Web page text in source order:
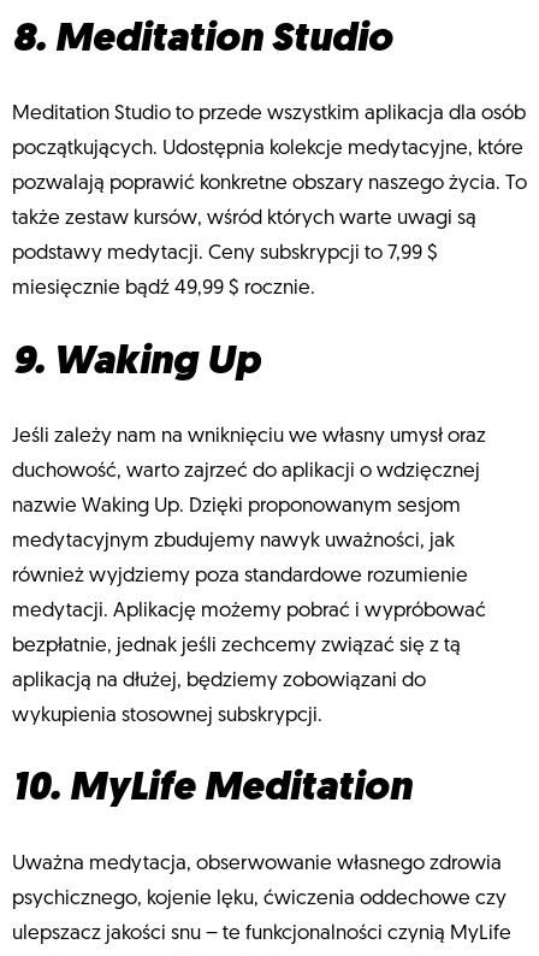
8. Meditation Studio
Meditation Studio to przede wszystkim aplikacja dla osób
początkujących. Udostępnia kolekcje medytacyjne, które
pozwalają poprawić konkretne obszary naszego życia. To
także zestaw kursów, wśród których warte uwagi są
podstawy medytacji. Ceny subskrypcji to 7,99 $
miesięcznie bądź 49,99 $ rocznie.
9. Waking Up
Jeśli zależy nam na wniknięciu we własny umysł oraz
duchowość, warto zajrzeć do aplikacji o wdzięcznej
nazwie Waking Up. Dzięki proponowanym sesjom
medytacyjnym zbudujemy nawyk uważności, jak
również wyjdziemy poza standardowe rozumienie
medytacji. Aplikację możemy pobrać i wypróbować
bezpłatnie, jednak jeśli zechcemy związać się z tą
aplikacją na dłużej, będziemy zobowiązani do
wykupienia stosownej subskrypcji.
10. MyLife Meditation
Uważna medytacja, obserwowanie własnego zdrowia
psychicznego, kojenie lęku, ćwiczenia oddechowe czy
ulepszacz jakości snu – te funkcjonalności czynią MyLife